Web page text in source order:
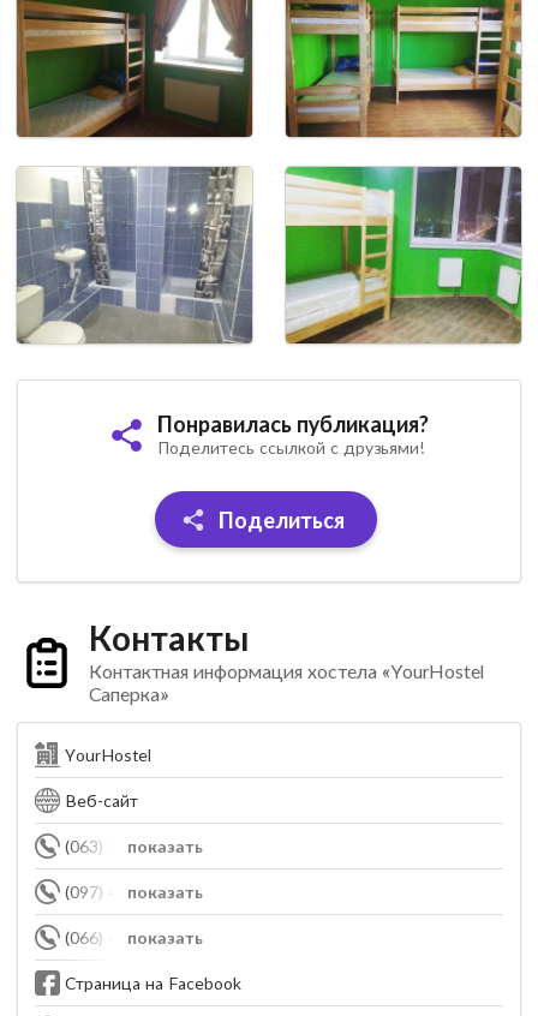
Понравилась публикация?
Поделитесь ссылкой с друзьями!
Поделиться
Контакты
Контактная информация хостела «YourHostel
Саперка»
YourHostel
Веб-сайт
показать
(063) 794-02-00
показать
(097) 455-86-46
показать
(066) 406-74-09
Страница на Facebook